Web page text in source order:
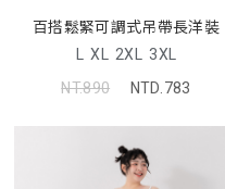
百搭鬆緊可調式吊帶長洋裝
L XL 2XL 3XL
NT.890
NTD.783